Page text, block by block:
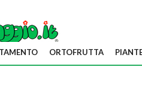
ORTOFRUTTA